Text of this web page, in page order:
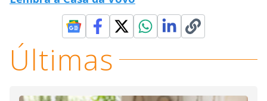
Últimas